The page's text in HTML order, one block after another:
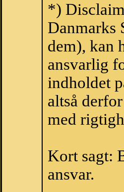
*)
Danmarks
dem), kan
ansvarlig
indholdet
altså
med
Kort sagt:
ansvar.